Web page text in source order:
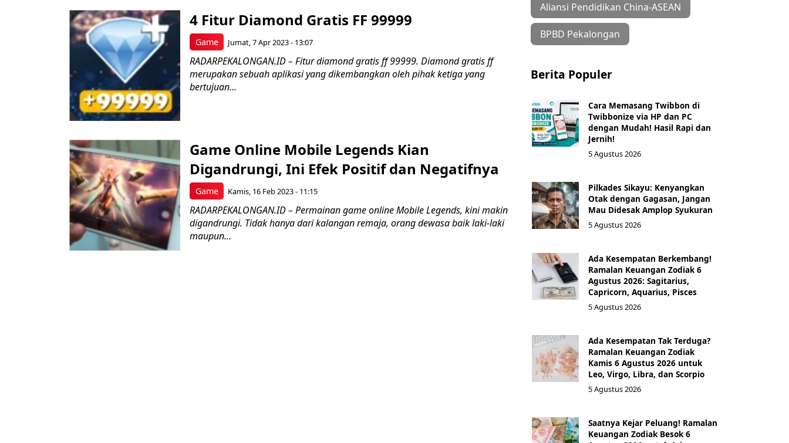
Game
4 Fitur Diamond Gratis FF 99999
Jumat, 7 Apr 2023 - 13:07
RADARPEKALONGAN.ID – Fitur diamond gratis ff 99999. Diamond gratis ff
merupakan sebuah aplikasi yang dikembangkan oleh pihak ketiga yang
bertujuan...
Game
Game Online Mobile Legends Kian
Digandrungi, Ini Efek Positif dan Negatifnya
Kamis, 16 Feb 2023 - 11:15
RADARPEKALONGAN.ID – Permainan game online Mobile Legends, kini makin
digandrungi. Tidak hanya dari kalangan remaja, orang dewasa baik laki-laki
maupun...
Aliansi Pendidikan China-ASEAN
BPBD Pekalongan
Berita Populer
Cara Memasang Twibbon di
Twibbonize via HP dan PC
dengan Mudah! Hasil Rapi dan
Jernih!
5 Agustus 2026
Pilkades Sikayu: Kenyangkan
Otak dengan Gagasan, Jangan
Mau Didesak Amplop Syukuran
5 Agustus 2026
Ada Kesempatan Berkembang!
Ramalan Keuangan Zodiak 6
Agustus 2026: Sagitarius,
Capricorn, Aquarius, Pisces
5 Agustus 2026
Ada Kesempatan Tak Terduga?
Ramalan Keuangan Zodiak
Kamis 6 Agustus 2026 untuk
Leo, Virgo, Libra, dan Scorpio
5 Agustus 2026
Saatnya Kejar Peluang! Ramalan
Keuangan Zodiak Besok 6